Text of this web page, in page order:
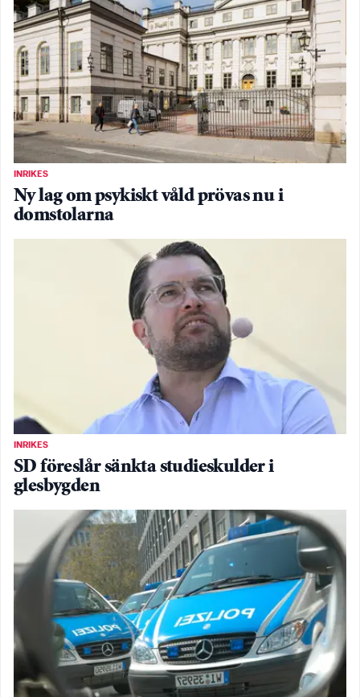
INRIKES
Ny lag om psykiskt våld prövas nu i
domstolarna
INRIKES
SD föreslår sänkta studieskulder i
glesbygden